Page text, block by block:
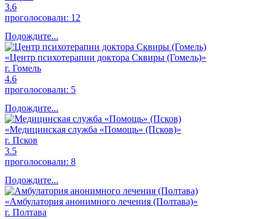
3.6
проголосовали: 12
Подождите...
«Центр психотерапии доктора Сквиры (Гомель)»
г. Гомель
4.6
проголосовали: 5
Подождите...
«Медицинская служба «Помощь» (Псков)»
г. Псков
3.5
проголосовали: 8
Подождите...
«Амбулатория анонимного лечения (Полтава)»
г. Полтава